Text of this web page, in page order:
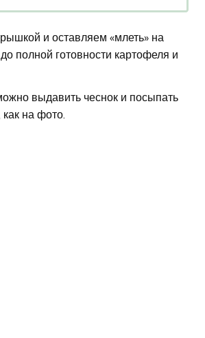
и оставляем «млеть» на
полной готовности картофеля и
выдавить чеснок и посыпать
на фото.